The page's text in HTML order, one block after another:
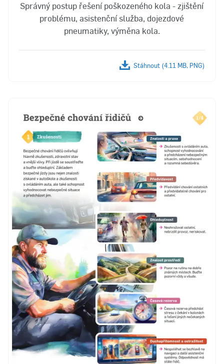
Správný postup řešení poškozeného kola - zjištění
problému, asistenční služba, dojezdové
pneumatiky, výměna kola.
Stáhnout (4.11 MB, PNG)